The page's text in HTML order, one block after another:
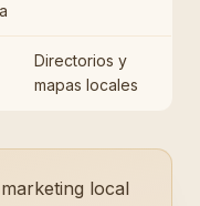
Directorios y
mapas locales
local